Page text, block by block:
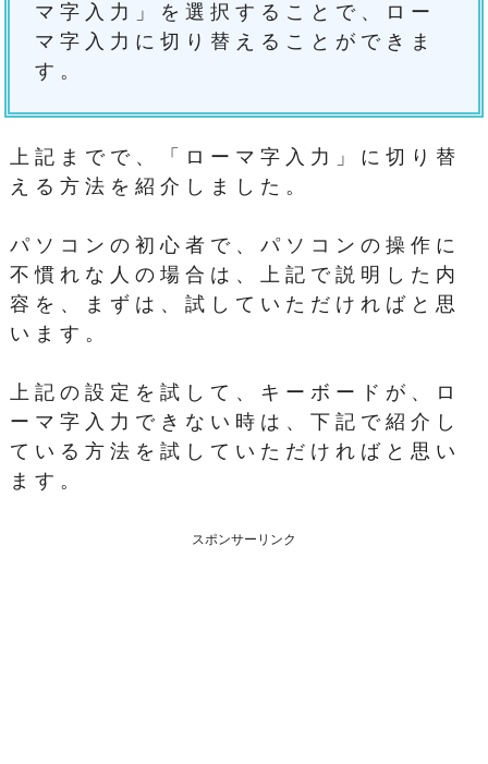
マ字入力」を選択することで、ロー
マ字入力に切り替えることができま
す。
上記までで、「ローマ字入力」に切り替
える方法を紹介しました。
パソコンの初心者で、パソコンの操作に
不慣れな人の場合は、上記で説明した内
容を、まずは、試していただければと思
います。
上記の設定を試して、キーボードが、ロ
ーマ字入力できない時は、下記で紹介し
ている方法を試していただければと思い
ます。
スポンサーリンク